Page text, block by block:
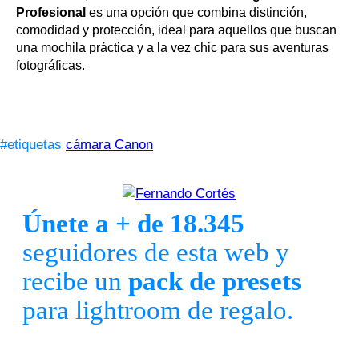
Profesional es una opción que combina distinción,
comodidad y protección, ideal para aquellos que buscan
una mochila práctica y a la vez chic para sus aventuras
fotográficas.
#etiquetas cámara Canon
Únete a + de 18.345
seguidores de esta web y
recibe un pack de presets
para lightroom de regalo.